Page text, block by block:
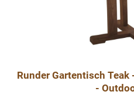
Runder Gartentisch
-